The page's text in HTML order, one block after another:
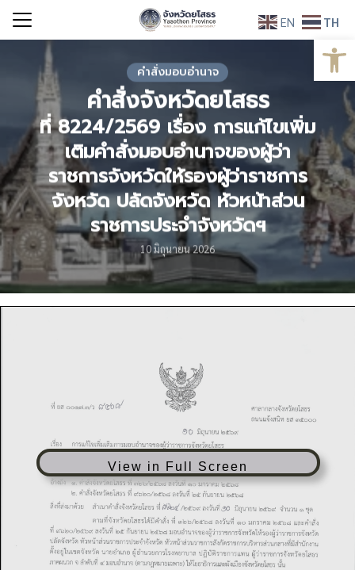
Skip
Search
คำสั่งมอบอำนาจ
คำสั่งจังหวัดยโสธร
ที่ 8224/2569 เรื่อง การแก้ไขเพิ่ม
เติมคำสั่งมอบอำนาจของผู้ว่า
ราชการจังหวัดให้รองผู้ว่าราชการ
จังหวัด ปลัดจังหวัด หัวหน้าส่วน
ราชการประจำจังหวัดฯ
10 มิถุนายน 2026
View in Full Screen
EN TH